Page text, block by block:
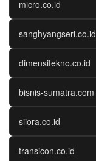
micro.co.id
sanghyangseri.co.id
dimensitekno.co.id
bisnis-sumatra.com
siiora.co.id
transicon.co.id